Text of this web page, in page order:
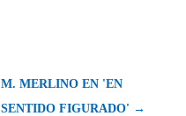
M. MERLINO EN 'EN
SENTIDO FIGURADO' →